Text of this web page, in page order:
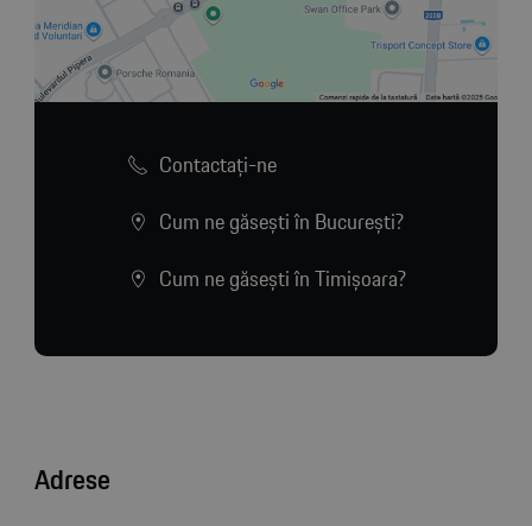
Contactaţi-ne
Cum ne găsești în București?
Cum ne găsești în Timișoara?
Adrese